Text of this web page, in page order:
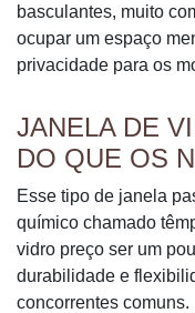
basculantes, muito
ocupar um espaço
privacidade para os
JANELA DE
DO QUE OS
Esse tipo de janela
químico chamado
vidro preço ser um
durabilidade e
concorrentes